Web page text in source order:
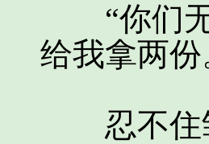
“你们无
给我拿两份
忍不住